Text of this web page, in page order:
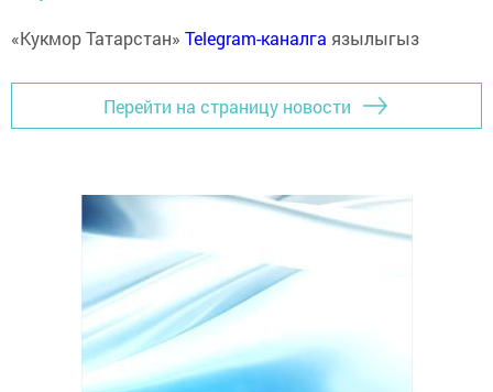
«Кукмор Татарстан» Telegram-каналга язылыгыз
Перейти на страницу новости